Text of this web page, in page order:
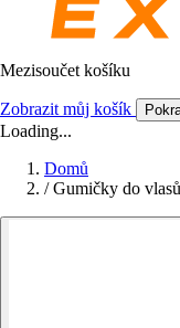
Mezisoučet košíku
Zobrazit můj košík
Loading...
Domů
/ Gumičky do